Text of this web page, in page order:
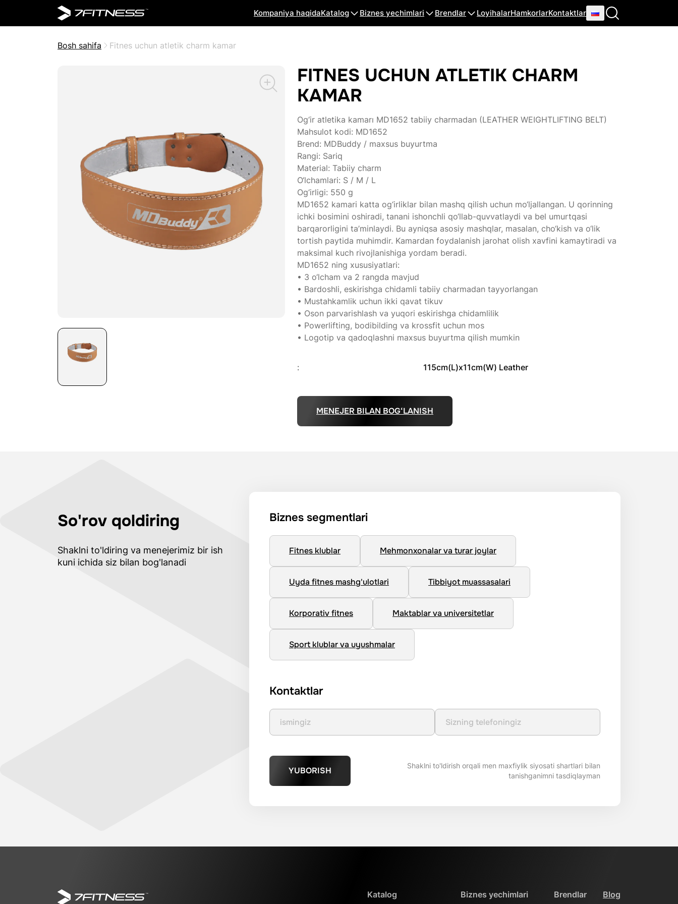
Kompaniya haqidaKatalog Biznes yechimlari Brendlar LoyihalarHamkorlarKontaktlar
Bosh sahifa Fitnes uchun atletik charm kamar
FITNES UCHUN ATLETIK CHARM
KAMAR
Og‘ir atletika kamarı MD1652 tabiiy charmadan (LEATHER WEIGHTLIFTING BELT)
Mahsulot kodi: MD1652
Brend: MDBuddy / maxsus buyurtma
Rangi: Sariq
Material: Tabiiy charm
O‘lchamlari: S / M / L
Og‘irligi: 550 g
MD1652 kamari katta og‘irliklar bilan mashq qilish uchun mo‘ljallangan. U qorinning
ichki bosimini oshiradi, tanani ishonchli qo‘llab-quvvatlaydi va bel umurtqasi
barqarorligini ta’minlaydi. Bu ayniqsa asosiy mashqlar, masalan, cho‘kish va o‘lik
tortish paytida muhimdir. Kamardan foydalanish jarohat olish xavfini kamaytiradi va
maksimal kuch rivojlanishiga yordam beradi.
MD1652 ning xususiyatlari:
• 3 o‘lcham va 2 rangda mavjud
• Bardoshli, eskirishga chidamli tabiiy charmadan tayyorlangan
• Mustahkamlik uchun ikki qavat tikuv
• Oson parvarishlash va yuqori eskirishga chidamlilik
• Powerlifting, bodibilding va krossfit uchun mos
• Logotip va qadoqlashni maxsus buyurtma qilish mumkin
: 115cm(L)x11cm(W) Leather
MENEJER BILAN BOG‘LANISH
So'rov qoldiring
Shaklni to'ldiring va menejerimiz bir ish
kuni ichida siz bilan bog'lanadi
Biznes segmentlari
Fitnes klublar Mehmonxonalar va turar joylar
Uyda fitnes mashg'ulotlari Tibbiyot muassasalari
Korporativ fitnes Maktablar va universitetlar
Sport klublar va uyushmalar
Kontaktlar
YUBORISH
Shaklni to'ldirish orqali men maxfiylik siyosati shartlari bilan
tanishganimni tasdiqlayman
Katalog Biznes yechimlari Brendlar Blog